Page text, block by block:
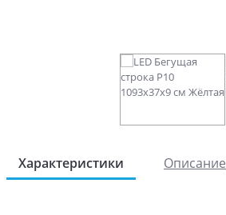
Характеристики Описание